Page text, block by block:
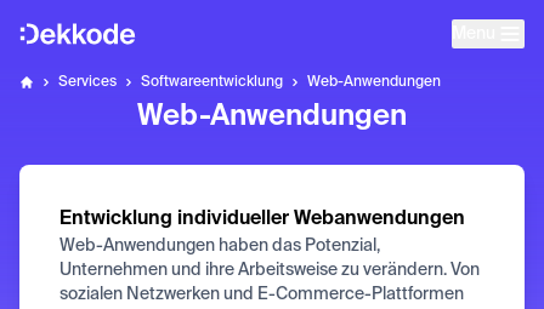
Startseite
Services Softwareentwicklung Web-Anwendungen
Web-Anwendungen
Entwicklung individueller Webanwendungen
Web-Anwendungen haben das Potenzial,
Unternehmen und ihre Arbeitsweise zu verändern. Von
sozialen Netzwerken und E-Commerce-Plattformen